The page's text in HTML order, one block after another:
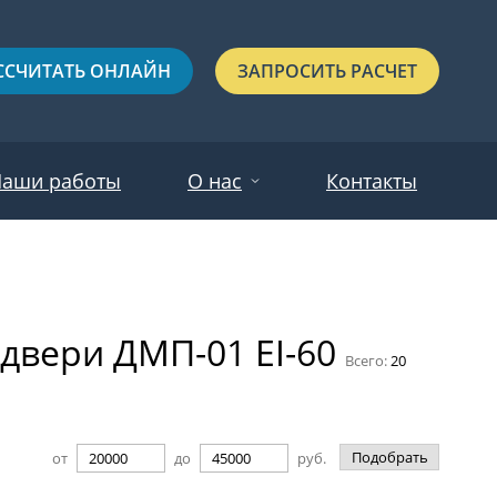
ОНЛАЙН ЗАПРОСИТЬ РАСЧЕТ
Черные
Зеленые
С выдавленным рисунком
работы О нас Контакты
ДМП-01 EI-60 Всего:20
от до руб. Подобрать